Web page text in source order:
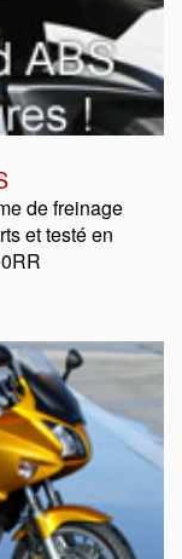
de freinage
et testé en